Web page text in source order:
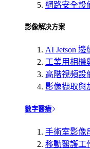
網路安全設
影像解决方案
AI Jetson
工業用相機
高階視頻設
影像擷取與
數字醫療
手術室影像
移動醫護工